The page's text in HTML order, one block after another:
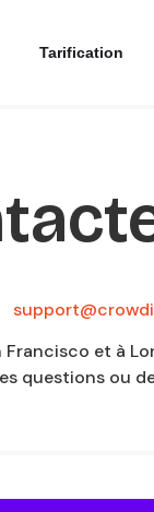
Tarification
Francisco et à
questions ou